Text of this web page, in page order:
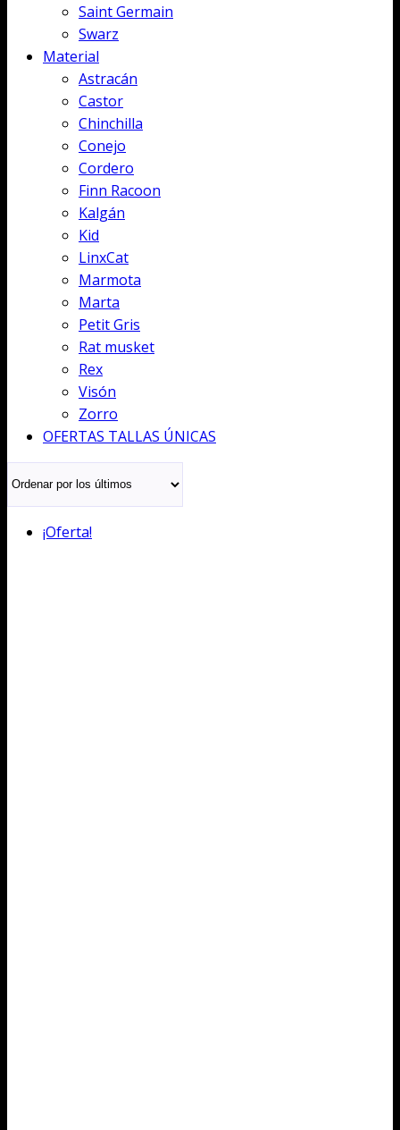
Saint Germain
Swarz
Material
Astracán
Castor
Chinchilla
Conejo
Cordero
Finn Racoon
Kalgán
Kid
LinxCat
Marmota
Marta
Petit Gris
Rat musket
Rex
Visón
Zorro
OFERTAS TALLAS ÚNICAS
¡Oferta!